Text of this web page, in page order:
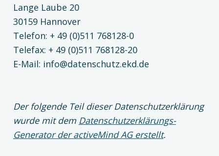
Lange Laube 20
30159 Hannover
Telefon: + 49 (0)511 768128-0
Telefax: + 49 (0)511 768128-20
E-Mail: info@datenschutz.ekd.de
Der folgende Teil dieser Datenschutzerklärung
wurde mit dem Datenschutzerklärungs-
Generator der activeMind AG erstellt.